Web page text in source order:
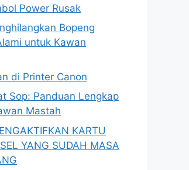
Power Rusak
Bopeng
untuk Kawan
di Printer Canon
Sop: Panduan Lengkap
Mastah
KARTU
YANG SUDAH MASA